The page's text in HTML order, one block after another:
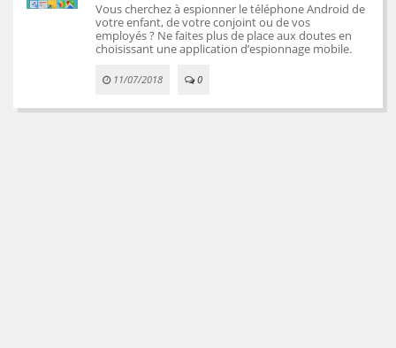
Vous cherchez à espionner le téléphone Android de
votre enfant, de votre conjoint ou de vos
employés ? Ne faites plus de place aux doutes en
choisissant une application d’espionnage mobile.
11/07/2018 0